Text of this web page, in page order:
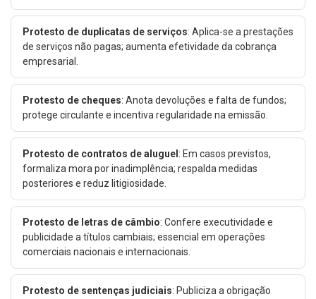
Protesto de duplicatas de serviços: Aplica-se a prestações
de serviços não pagas; aumenta efetividade da cobrança
empresarial.
Protesto de cheques: Anota devoluções e falta de fundos;
protege circulante e incentiva regularidade na emissão.
Protesto de contratos de aluguel : Em casos previstos,
formaliza mora por inadimplência; respalda medidas
posteriores e reduz litigiosidade.
Protesto de letras de câmbio: Confere executividade e
publicidade a títulos cambiais; essencial em operações
comerciais nacionais e internacionais.
Protesto de sentenças judiciais: Publiciza a obrigação